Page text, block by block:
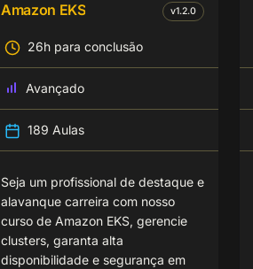
Amazon EKS v1.2.0
26h para conclusão
Avançado
189 Aulas
Seja um profissional de destaque e
alavanque carreira com nosso
curso de Amazon EKS, gerencie
clusters, garanta alta
disponibilidade e segurança em